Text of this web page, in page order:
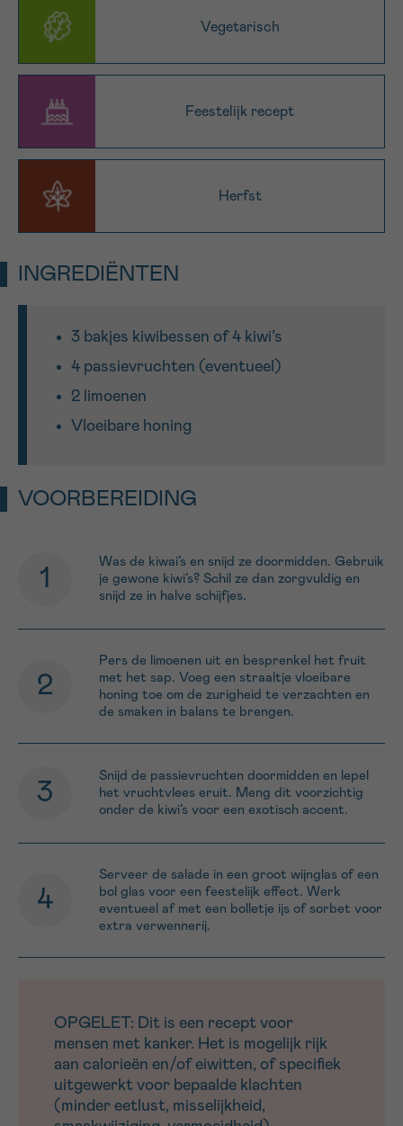
Vegetarisch
Feestelijk recept
Herfst
INGREDIËNTEN
3 bakjes kiwibessen of 4 kiwi’s
4 passievruchten (eventueel)
2 limoenen
Vloeibare honing
VOORBEREIDING
Was de kiwai’s en snijd ze doormidden. Gebruik
je gewone kiwi’s? Schil ze dan zorgvuldig en
snijd ze in halve schijfjes.
Pers de limoenen uit en besprenkel het fruit
met het sap. Voeg een straaltje vloeibare
honing toe om de zurigheid te verzachten en
de smaken in balans te brengen.
Snijd de passievruchten doormidden en lepel
het vruchtvlees eruit. Meng dit voorzichtig
onder de kiwi’s voor een exotisch accent.
Serveer de salade in een groot wijnglas of een
bol glas voor een feestelijk effect. Werk
eventueel af met een bolletje ijs of sorbet voor
extra verwennerij.
OPGELET: Dit is een recept voor
mensen met kanker. Het is mogelijk rijk
aan calorieën en/of eiwitten, of specifiek
uitgewerkt voor bepaalde klachten
(minder eetlust, misselijkheid,
Ja, stuur mij de nieuwsbrief
Sturen
Verder